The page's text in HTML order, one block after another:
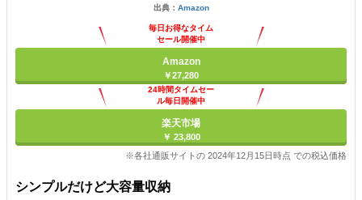
出典： Amazon
毎日お得なタイム
セール開催中
Amazon
￥27,280
24時間タイムセー
ル毎日開催中
楽天市場
￥ 23,800
※各社通販サイトの 2024年12月15日時点 での税込価格
シンプルだけど大容量収納